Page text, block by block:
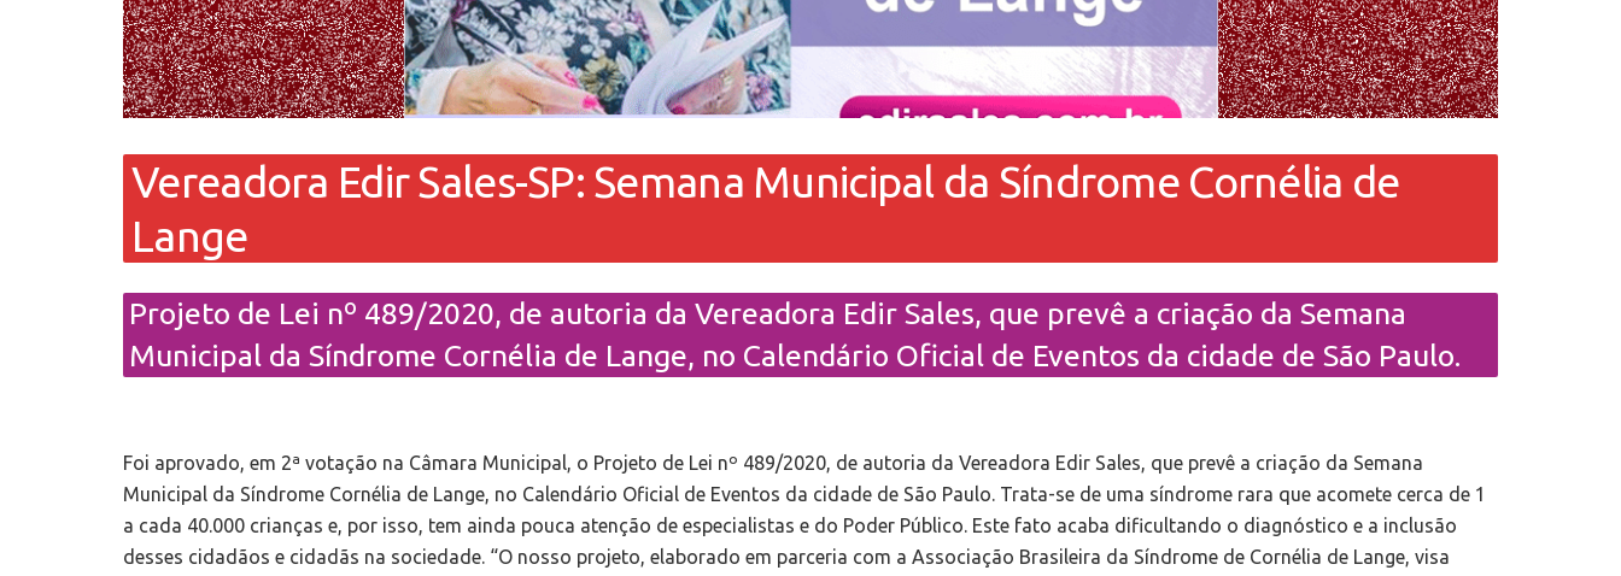
Vereadora Edir Sales-SP: Semana Municipal da Síndrome Cornélia de
Lange
Projeto de Lei nº 489/2020, de autoria da Vereadora Edir Sales, que prevê a criação da Semana
Municipal da Síndrome Cornélia de Lange, no Calendário Oficial de Eventos da cidade de São Paulo.
Foi aprovado, em 2ª votação na Câmara Municipal, o Projeto de Lei nº 489/2020, de autoria da Vereadora Edir Sales, que prevê a criação da Semana
Municipal da Síndrome Cornélia de Lange, no Calendário Oficial de Eventos da cidade de São Paulo. Trata-se de uma síndrome rara que acomete cerca de 1
a cada 40.000 crianças e, por isso, tem ainda pouca atenção de especialistas e do Poder Público. Este fato acaba dificultando o diagnóstico e a inclusão
desses cidadãos e cidadãs na sociedade. “O nosso projeto, elaborado em parceria com a Associação Brasileira da Síndrome de Cornélia de Lange, visa